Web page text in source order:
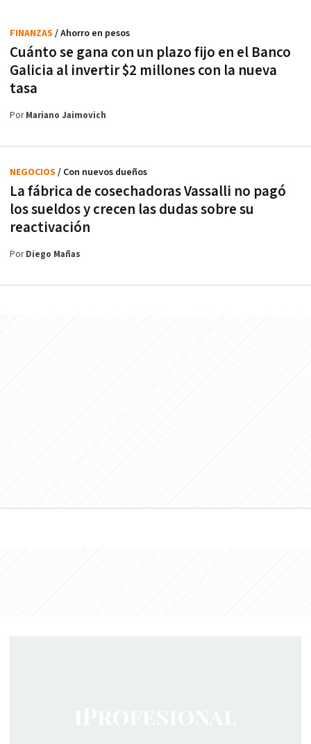
Cuánto se gana con un plazo fijo en el Banco
Galicia al invertir $2 millones con la nueva
tasa
FINANZAS / Ahorro en pesos
PorMariano Jaimovich
La fábrica de cosechadoras Vassalli no pagó
los sueldos y crecen las dudas sobre su
reactivación
NEGOCIOS / Con nuevos dueños
PorDiego Mañas